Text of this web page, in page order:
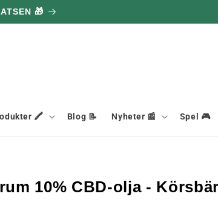
🎁
🖍️ Blog 📝 Nyheter 📰 Spel 🎮
10% CBD-olja -